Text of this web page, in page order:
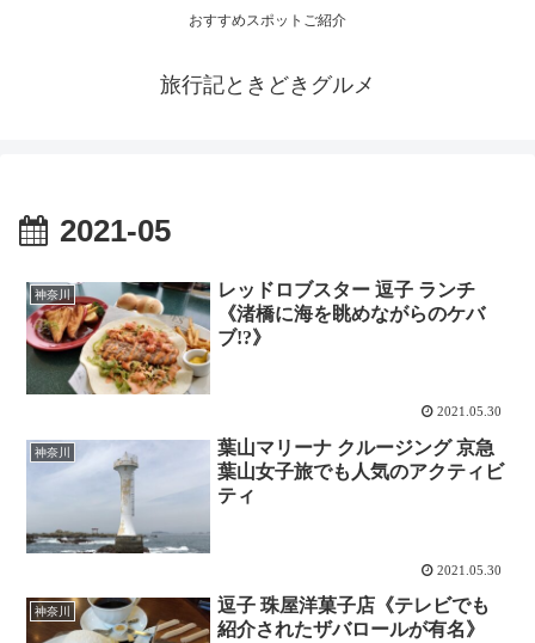
おすすめスポットご紹介
旅行記ときどきグルメ
2021-05
神奈川
レッドロブスター 逗子 ランチ
《渚橋に海を眺めながらのケバ
ブ!?》
2021.05.30
神奈川
葉山マリーナ クルージング 京急
葉山女子旅でも人気のアクティビ
ティ
2021.05.30
神奈川
逗子 珠屋洋菓子店《テレビでも
紹介されたザバロールが有名》